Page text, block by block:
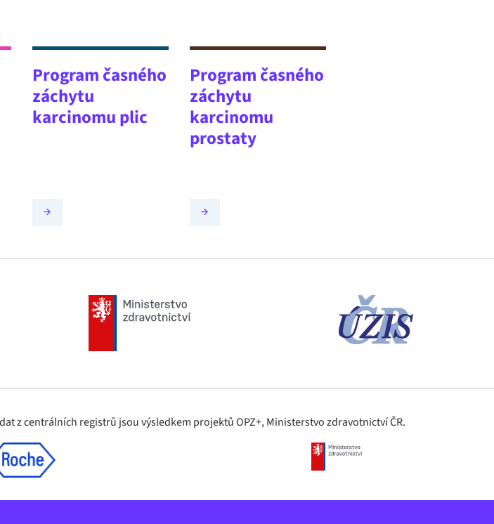
Program časného
záchytu
karcinomu plic
Program časného
záchytu
karcinomu
prostaty
z centrálních registrů jsou výsledkem projektů OPZ+, Ministerstvo zdravotnictví ČR.